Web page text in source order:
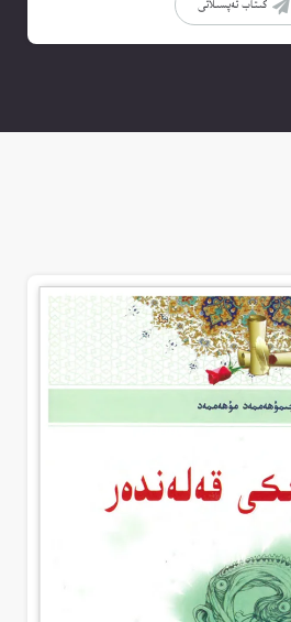
كىتاب تەپسىلاتى